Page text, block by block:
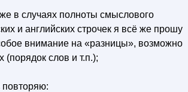
в случаях полноты смыслового
и английских строчек я всё же прошу
внимание на «разницы», возможно
слов и т.п.);
повторяю: